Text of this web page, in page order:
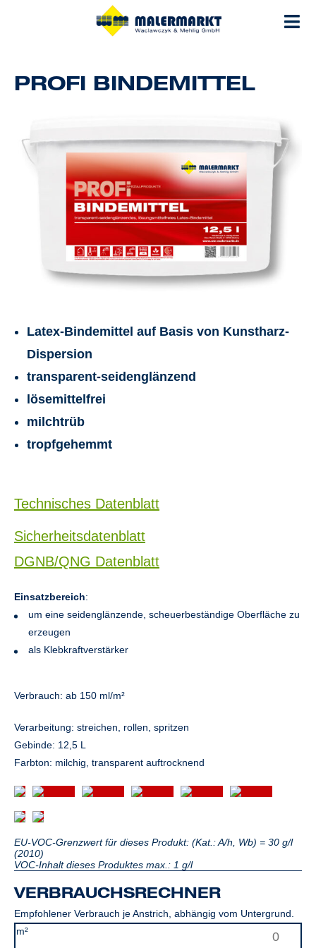
PROFI BINDEMITTEL
Latex-Bindemittel auf Basis von Kunstharz-
Dispersion
transparent-seidenglänzend
lösemittelfrei
milchtrüb
tropfgehemmt
Technisches Datenblatt
Sicherheitsdatenblatt
DGNB/QNG Datenblatt
Einsatzbereich:
um eine seidenglänzende, scheuerbeständige Oberfläche zu
erzeugen
als Klebkraftverstärker
Verbrauch: ab 150 ml/m²
Verarbeitung: streichen, rollen, spritzen
Gebinde: 12,5 L
Farbton: milchig, transparent auftrocknend
EU-VOC-Grenzwert für dieses Produkt: (Kat.: A/h, Wb) = 30 g/l
(2010)
VOC-Inhalt dieses Produktes max.: 1 g/l
VERBRAUCHSRECHNER
Empfohlener Verbrauch je Anstrich, abhängig vom Untergrund.
m²